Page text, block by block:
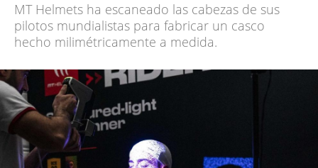
MT Helmets ha escaneado las cabezas de sus
pilotos mundialistas para fabricar un casco
hecho milimétricamente a medida.